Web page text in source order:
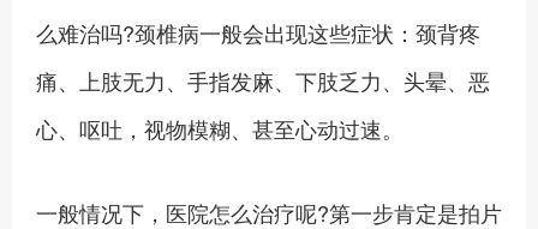
么难治吗?颈椎病一般会出现这些症状：颈背疼
痛、上肢无力、手指发麻、下肢乏力、头晕、恶
心、呕吐，视物模糊、甚至心动过速。
一般情况下，医院怎么治疗呢?第一步肯定是拍片